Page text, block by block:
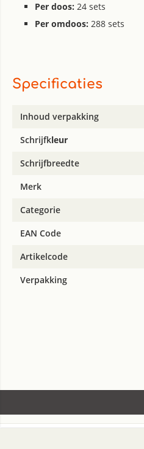
Per doos: 24 sets
Per omdoos: 288 sets
Specificaties
Inhoud verpakking
Schrijfkleur
Schrijfbreedte
Merk
Categorie
EAN Code
Artikelcode
Verpakking